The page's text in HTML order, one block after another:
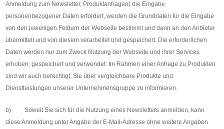
Anmeldung zum Newsletter, Produktanfragen) die Eingabe
personenbezogener Daten erfordert, werden die Grunddaten für die Eingabe
von den jeweiligen Feldern der Webseite bestimmt und dann an den Anbieter
übermittelt und von diesem verarbeitet und gespeichert. Die erforderlichen
Daten werden nur zum Zweck Nutzung der Webseite und ihrer Services
erhoben, gespeichert und verwendet. Im Rahmen einer Anfrage zu Produkten
sind wir auch berechtigt, Sie über vergleichbare Produkte und
Dienstleistungen unserer Unternehmensgruppe zu informieren.
b) Soweit Sie sich für die Nutzung eines Newsletters anmelden, kann
diese Anmeldung unter Angabe der E-Mail-Adresse ohne weitere Angaben